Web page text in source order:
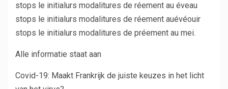
stops le initialurs modalitures de réement au éveau
stops le initialurs modalitures de réement auévéouir
stops le initialurs modalitures de préement au mei.
Alle informatie staat aan
Covid-19: Maakt Frankrijk de juiste keuzes in het licht